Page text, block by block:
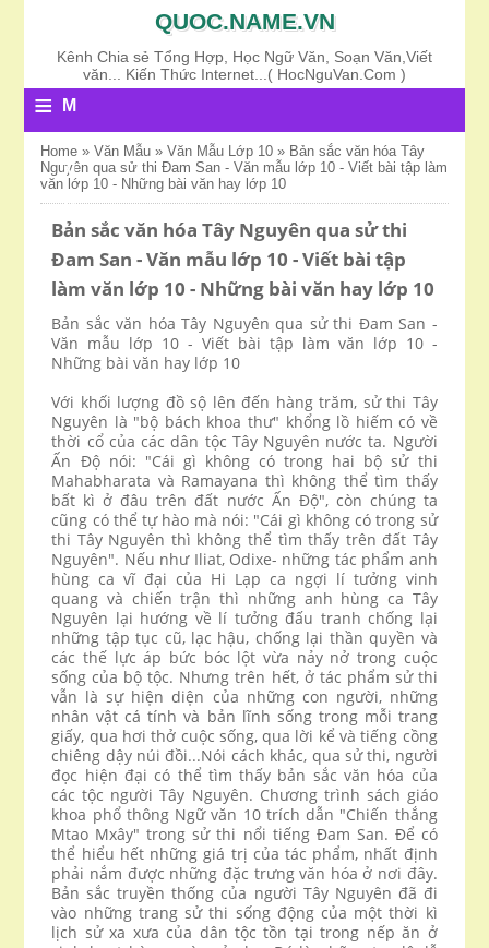
QUOC.NAME.VN
Kênh Chia sẻ Tổng Hợp, Học Ngữ Văn, Soạn Văn,Viết
văn... Kiến Thức Internet...( HocNguVan.Com )
≡
M
N
U
Home »Văn Mẫu »Văn Mẫu Lớp 10 » Bản sắc văn hóa Tây
Nguyên qua sử thi Đam San - Văn mẫu lớp 10 - Viết bài tập làm
văn lớp 10 - Những bài văn hay lớp 10
Bản sắc văn hóa Tây Nguyên qua sử thi
Đam San - Văn mẫu lớp 10 - Viết bài tập
làm văn lớp 10 - Những bài văn hay lớp 10
Bản sắc văn hóa Tây Nguyên qua sử thi Đam San -
Văn mẫu lớp 10 - Viết bài tập làm văn lớp 10 -
Những bài văn hay lớp 10
Với khối lượng đồ sộ lên đến hàng trăm, sử thi Tây
Nguyên là "bộ bách khoa thư" khổng lồ hiếm có về
thời cổ của các dân tộc Tây Nguyên nước ta. Người
Ấn Độ nói: "Cái gì không có trong hai bộ sử thi
Mahabharata và Ramayana thì không thể tìm thấy
bất kì ở đâu trên đất nước Ấn Độ", còn chúng ta
cũng có thể tự hào mà nói: "Cái gì không có trong sử
thi Tây Nguyên thì không thể tìm thấy trên đất Tây
Nguyên". Nếu như Iliat, Odixe- những tác phẩm anh
hùng ca vĩ đại của Hi Lạp ca ngợi lí tưởng vinh
quang và chiến trận thì những anh hùng ca Tây
Nguyên lại hướng về lí tưởng đấu tranh chống lại
những tập tục cũ, lạc hậu, chống lại thần quyền và
các thế lực áp bức bóc lột vừa nảy nở trong cuộc
sống của bộ tộc. Nhưng trên hết, ở tác phẩm sử thi
vẫn là sự hiện diện của những con người, những
nhân vật cá tính và bản lĩnh sống trong mỗi trang
giấy, qua hơi thở cuộc sống, qua lời kể và tiếng cồng
chiêng dậy núi đồi...Nói cách khác, qua sử thi, người
đọc hiện đại có thể tìm thấy bản sắc văn hóa của
các tộc người Tây Nguyên. Chương trình sách giáo
khoa phổ thông Ngữ văn 10 trích dẫn "Chiến thắng
Mtao Mxây" trong sử thi nổi tiếng Đam San. Để có
thể hiểu hết những giá trị của tác phẩm, nhất định
phải nắm được những đặc trưng văn hóa ở nơi đây.
Bản sắc truyền thống của người Tây Nguyên đã đi
vào những trang sử thi sống động của một thời kì
lịch sử xa xưa của dân tộc tồn tại trong nếp ăn ở